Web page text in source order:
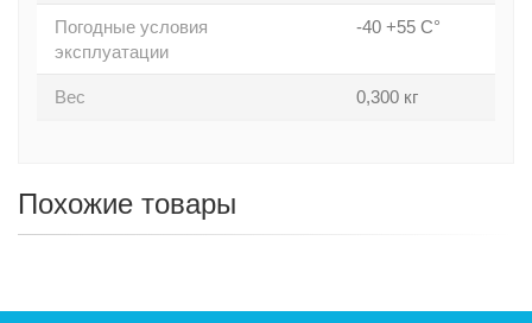
Погодные условия
эксплуатации
-40 +55 С°
Вес 0,300 кг
Похожие товары